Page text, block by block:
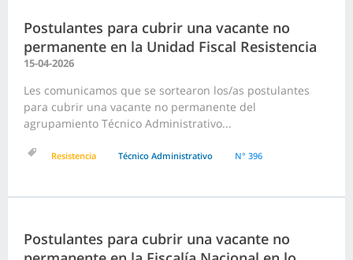
Postulantes para cubrir una vacante no
permanente en la Unidad Fiscal Resistencia
15-04-2026
Les comunicamos que se sortearon los/as postulantes
para cubrir una vacante no permanente del
agrupamiento Técnico Administrativo...
Resistencia Técnico Administrativo N° 396
Postulantes para cubrir una vacante no